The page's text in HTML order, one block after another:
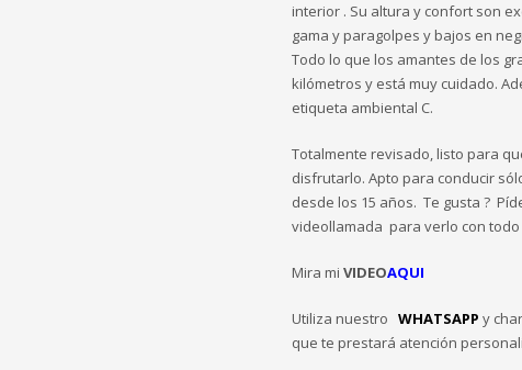
interior . Su altura y confort son
gama y paragolpes y bajos en
Todo lo que los amantes de los
kilómetros y está muy cuidado.
etiqueta ambiental C.
Totalmente revisado, listo para
disfrutarlo. Apto para conducir
desde los 15 años. Te gusta ?
videollamada para verlo con
Mira miVIDEOAQUI
Utiliza nuestro WHATSAPP y
que te prestará atención